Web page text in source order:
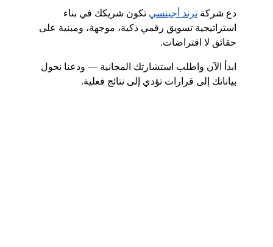
دع شركة ترند أجينسي تكون شريكك في بناء
استراتيجية تسويق رقمي ذكية، موجهة، ومبنية على
حقائق لا افتراضات.
ابدأ الآن واطلب استشارتك المجانية — ودعنا نحول
بياناتك إلى قرارات تؤدي إلى نتائج فعلية.